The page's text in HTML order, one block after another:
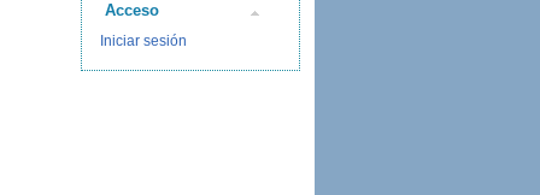
Acceso
Iniciar sesión